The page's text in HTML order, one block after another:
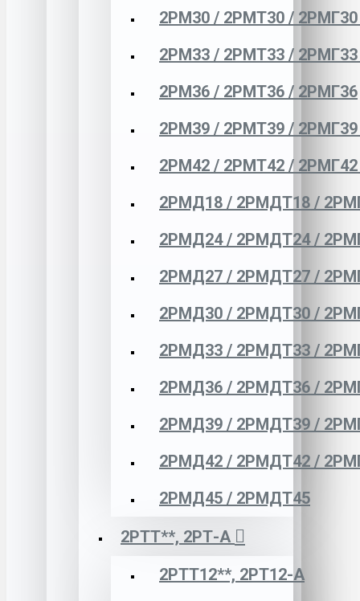
2РМ30 / 2РМТ30 /
2РМ33 / 2РМТ33 /
2РМ36 / 2РМТ36 / 2РМГ36
2РМ39 / 2РМТ39 /
2РМ42 / 2РМТ42 /
2РМД18 / 2РМДТ18 /
2РМД24 / 2РМДТ24 /
2РМД27 / 2РМДТ27 /
2РМД30 / 2РМДТ30 /
2РМД33 / 2РМДТ33 /
2РМД36 / 2РМДТ36 /
2РМД39 / 2РМДТ39 /
2РМД42 / 2РМДТ42 /
2РМД45 / 2РМДТ45
2РТТ**, 2РТ-А
2РТТ12**, 2РТ12-А